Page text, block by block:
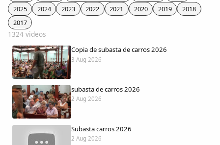
Periódico Alconétar
Foros
Idiosincrasia
Diccionario
Traductor
2025
2024 2023 2022 2021 2020 2019
2018
2017
1324 videos
Copia de subasta de carros 2026
3 Aug 2026
subasta de carros 2026
2 Aug 2026
Subasta carros 2026
2 Aug 2026